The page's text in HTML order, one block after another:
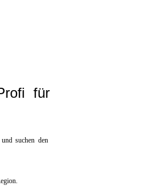
für
suchen den